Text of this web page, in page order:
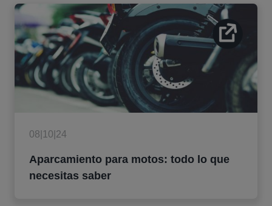
08|10|24
Aparcamiento para motos: todo lo que
necesitas saber